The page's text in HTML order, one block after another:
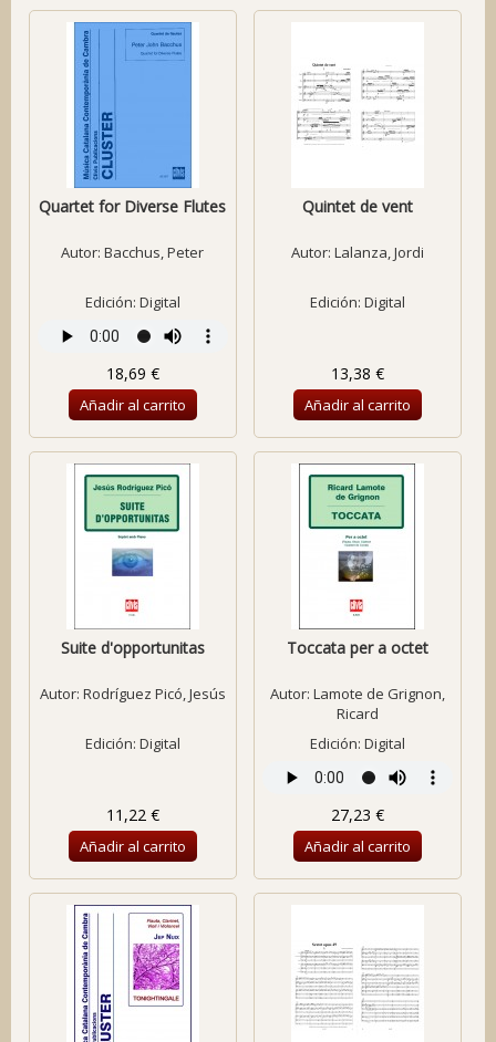
Quartet for Diverse Flutes
Autor:Bacchus, Peter
Edición: Digital
18,69 €
Añadir al carrito
Quintet de vent
Autor: Lalanza, Jordi
Edición: Digital
13,38 €
Añadir al carrito
Suite d'opportunitas
Autor: Rodríguez Picó, Jesús
Edición: Digital
11,22 €
Añadir al carrito
Toccata per a octet
Autor: Lamote de Grignon,
Ricard
Edición: Digital
27,23 €
Añadir al carrito